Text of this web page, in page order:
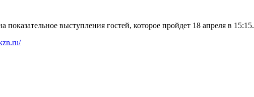
выступления гостей, которое пройдет 18 апреля в 15:15.